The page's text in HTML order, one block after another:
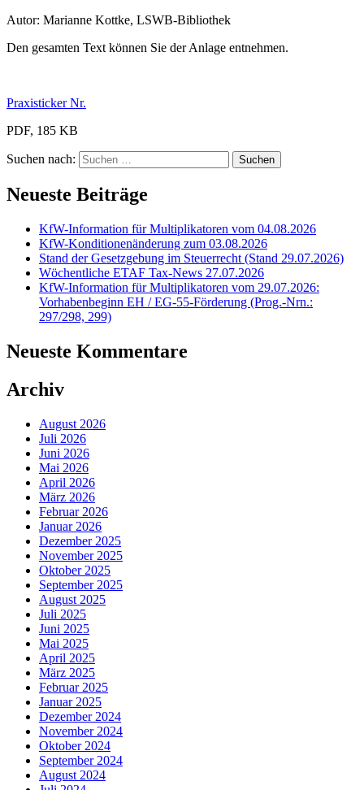
Autor: Marianne Kottke, LSWB-Bibliothek
Den gesamten Text können Sie der Anlage entnehmen.
Praxisticker Nr.
PDF, 185 KB
Suchen nach:
Neueste Beiträge
KfW-Information für Multiplikatoren vom 04.08.2026
KfW-Konditionenänderung zum 03.08.2026
Stand der Gesetzgebung im Steuerrecht (Stand 29.07.2026)
Wöchentliche ETAF Tax-News 27.07.2026
KfW-Information für Multiplikatoren vom 29.07.2026:
Vorhabenbeginn EH / EG-55-Förderung (Prog.-Nrn.:
297/298, 299)
Neueste Kommentare
Archiv
August 2026
Juli 2026
Juni 2026
Mai 2026
April 2026
März 2026
Februar 2026
Januar 2026
Dezember 2025
November 2025
Oktober 2025
September 2025
August 2025
Juli 2025
Juni 2025
Mai 2025
April 2025
März 2025
Februar 2025
Januar 2025
Dezember 2024
November 2024
Oktober 2024
September 2024
August 2024